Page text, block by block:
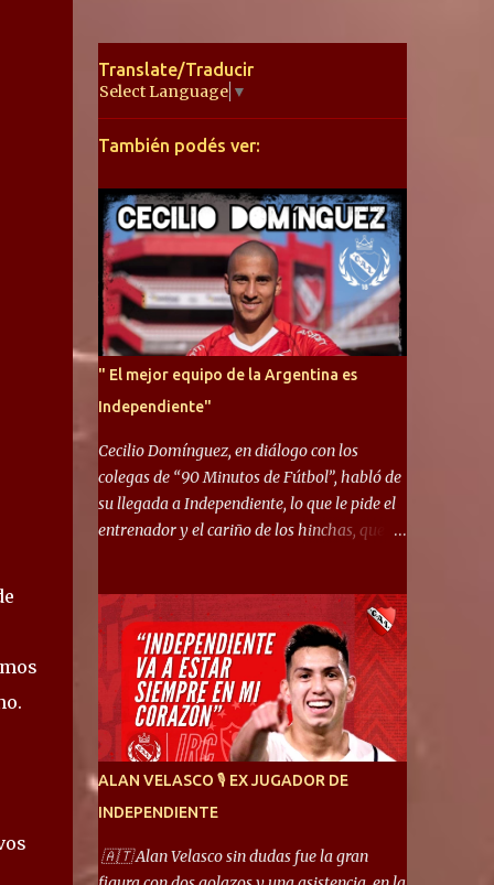
Translate/Traducir
Select Language ▼
También podés ver:
" El mejor equipo de la Argentina es
Independiente"
Cecilio Domínguez, en diálogo con los
colegas de “90 Minutos de Fútbol”, habló de
su llegada a Independiente, lo que le pide el
entrenador y el cariño de los hinchas, que se
ayuda a que me adapte rápidamente, soy un
hombre alegre y abierto. Creo que lo estoy
haciendo muy bien. Cuando llegué, llegué a
un Independiente que juega muy dinámico y
me gusta mucho. Me favorece por la forma
de jugar mía y eso también ayudó a que me
adapte”. “Me siento mejor por izquierda,
pero me gusta mucho jugar de 9, y juego sin
problemas por derecha también. Jugar de 9
y de extremo por izquierda es diferente. A mi
me gusta jugar por fuera, porque tengo mas
ALAN VELASCO 🎙 EX JUGADOR DE
INDEPENDIENTE
🇦🇹 Alan Velasco sin dudas fue la gran